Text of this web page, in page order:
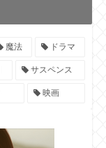
魔法 ドラマ
サスペンス
映画